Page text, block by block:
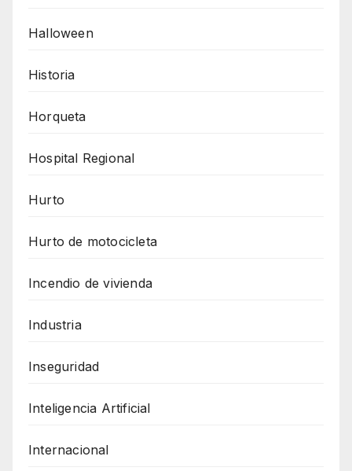
Halloween
Historia
Horqueta
Hospital Regional
Hurto
Hurto de motocicleta
Incendio de vivienda
Industria
Inseguridad
Inteligencia Artificial
Internacional